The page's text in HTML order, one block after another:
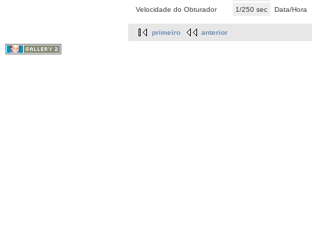
Velocidade do Obturador
1/250 sec Data/Hora
primeiro anterior